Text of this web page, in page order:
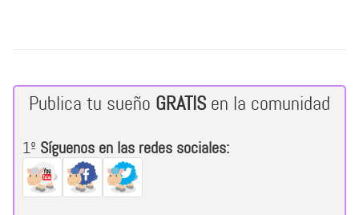
Publica tu sueño GRATISen la comunidad
1º Síguenos en las redes sociales: